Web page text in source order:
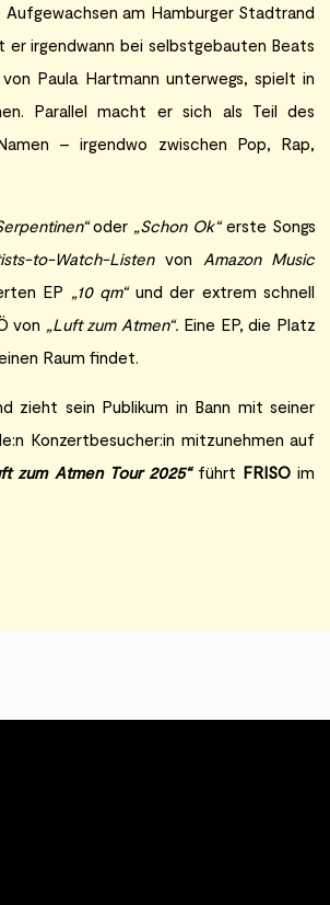
am Hamburger Stadtrand
irgendwann bei selbstgebauten Beats
Paula Hartmann unterwegs, spielt in
Parallel macht er sich als Teil des
– irgendwo zwischen Pop, Rap,
oder „Schon Ok“erste Songs
to-Watch-Listenvon Amazon Music
EP „10 qm“ und der extrem schnell
von „Luft zum Atmen“. Eine EP, die Platz
Raum findet.
zieht sein Publikum in Bann mit seiner
Konzertbesucher:in mitzunehmen auf
zum Atmen Tour 2025“führt FRISO im